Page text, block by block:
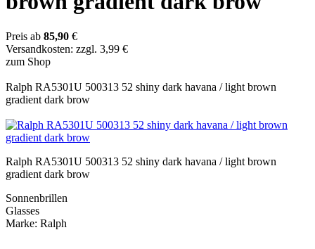
Preis ab 85,90 €
Versandkosten: zzgl. 3,99 €
zum Shop
Ralph RA5301U 500313 52 shiny dark havana / light brown
gradient dark brow
Ralph RA5301U 500313 52 shiny dark havana / light brown
gradient dark brow
Sonnenbrillen
Glasses
Marke: Ralph